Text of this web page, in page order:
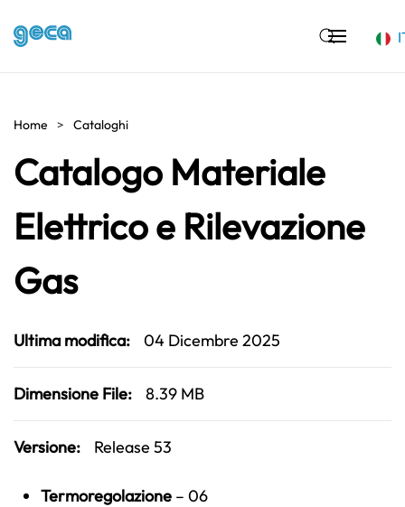
Home Cataloghi
Catalogo Materiale
Elettrico e Rilevazione
Gas
Ultima modifica: 04 Dicembre 2025
Dimensione File: 8.39 MB
Versione: Release 53
Termoregolazione – 06